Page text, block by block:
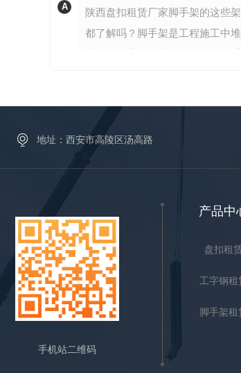
A
陕西盘扣租赁厂家脚手架的这些
都了解吗？脚手架是工程施工中
家。陕西盘扣租赁厂家不同系列的
地址：西安市高陵区汤高路
手机站二维码
产品中
盘扣租
工字钢租
脚手架租